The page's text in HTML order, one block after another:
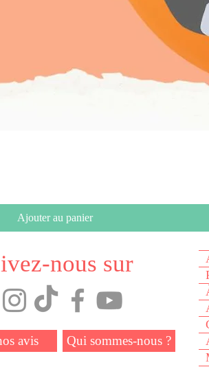
Ajouter au panier
nous sur
avis Qui sommes-nous ?